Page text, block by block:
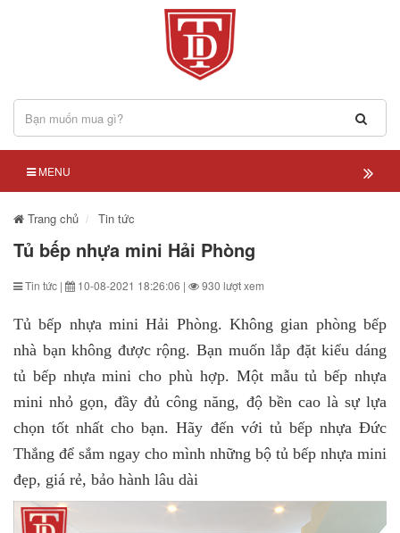
MENU
Trang chủ Tin tức
Tủ bếp nhựa mini Hải Phòng
Tin tức | 10-08-2021 18:26:06 | 930 lượt xem
Tủ bếp nhựa mini Hải Phòng. Không gian phòng bếp
nhà bạn không được rộng. Bạn muốn lắp đặt kiểu dáng
tủ bếp nhựa mini cho phù hợp. Một mẫu tủ bếp nhựa
mini nhỏ gọn, đầy đủ công năng, độ bền cao là sự lựa
chọn tốt nhất cho bạn. Hãy đến với tủ bếp nhựa Đức
Thắng để sắm ngay cho mình những bộ tủ bếp nhựa mini
đẹp, giá rẻ, bảo hành lâu dài